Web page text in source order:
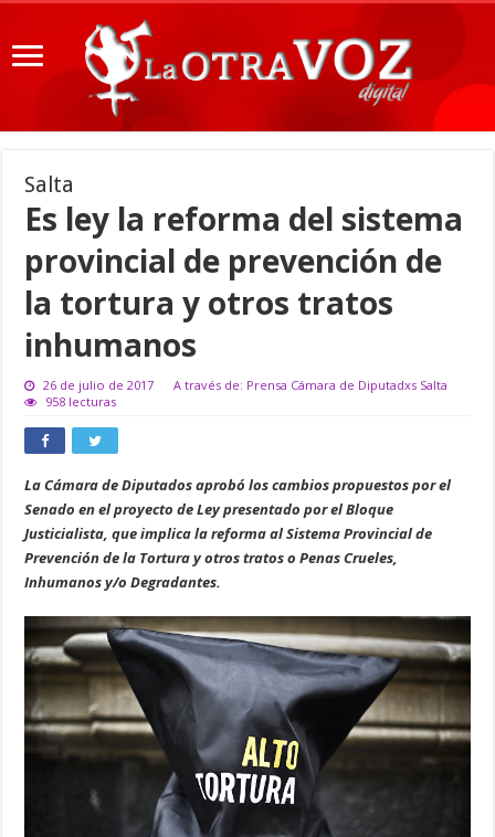
Salta
Es ley la reforma del sistema
provincial de prevención de
la tortura y otros tratos
inhumanos
26 de julio de 2017
A través de: Prensa Cámara de Diputadxs Salta
958 lecturas
La Cámara de Diputados aprobó los cambios propuestos por el
Senado en el proyecto de Ley presentado por el Bloque
Justicialista, que implica la reforma al Sistema Provincial de
Prevención de la Tortura y otros tratos o Penas Crueles,
Inhumanos y/o Degradantes.